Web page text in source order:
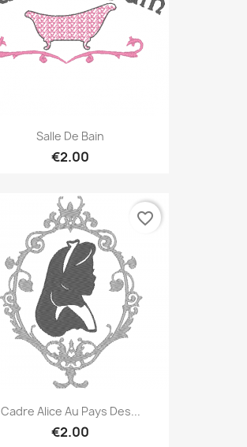
Salle De Bain
€2.00
Cadre Alice Au Pays Des...
€2.00
favorite_border